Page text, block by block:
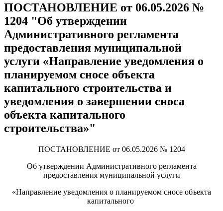
ПОСТАНОВЛЕНИЕ от 06.05.2026 №
1204 "Об утверждении
Административного регламента
предоставления муниципальной
услуги «Направление уведомления о
планируемом сносе объекта
капитального строительства и
уведомления о завершении сноса
объекта капитального
строительства»"
ПОСТАНОВЛЕНИЕ от 06.05.2026 № 1204
Об утверждении Административного регламента
предоставления муниципальной услуги
«Направление уведомления о планируемом сносе объекта
капитального